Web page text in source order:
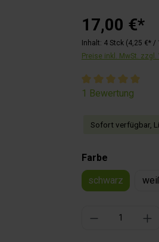
17,00 €*
Inhalt: 4 Stck (4,25 €* /
Preise inkl. MwSt.
Durchschnittliche
1 Bewertung
Sofort verfügbar,
Farbeauswählen
schwarz
Produkt Anzahl: Gib